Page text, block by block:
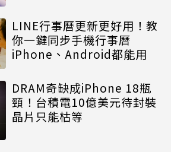
LINE行事曆更新更好用！教
你一鍵同步手機行事曆
iPhone、Android都能用
DRAM奇缺成iPhone 18瓶
頸！台積電10億美元待封裝
晶片只能枯等